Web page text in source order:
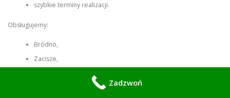
szybkie terminy realizacji.
Obsługujemy:
Bródno,
Zacisze,
Zadzwoń